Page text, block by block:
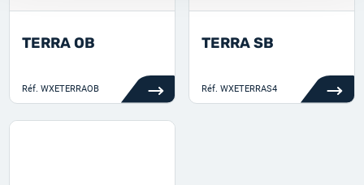
TERRA OB
Réf. WXETERRAOB
TERRA SB
Réf. WXETERRAS4